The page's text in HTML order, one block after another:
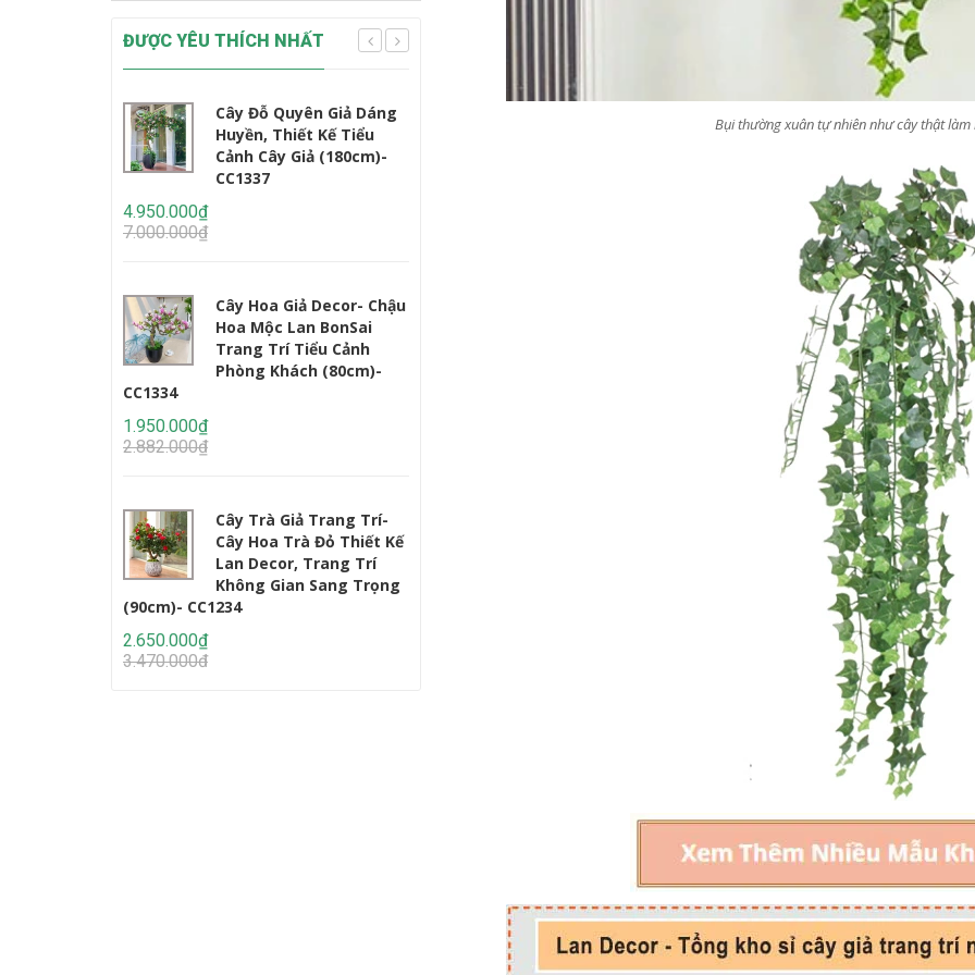
Bụi thường xuân tự nhiên như cây thật
ĐƯỢC YÊU THÍCH NHẤT
Cây Đỗ Quyên Giả Dáng
Huyền, Thiết Kế Tiểu
Cảnh Cây Giả (180cm)-
CC1337
4.950.000₫
7.000.000₫
Cây Hoa Giả Decor- Chậu
Hoa Mộc Lan BonSai
Trang Trí Tiểu Cảnh
Phòng Khách (80cm)-
CC1334
1.950.000₫
2.882.000₫
Cây Trà Giả Trang Trí-
Cây Hoa Trà Đỏ Thiết Kế
Lan Decor, Trang Trí
Không Gian Sang Trọng
(90cm)- CC1234
2.650.000₫
3.470.000₫
Đỗ Quyên Giả Thiết Kế
Tự Nhiên (2m)- CC1174
Cây Giả Decor- Cây Hoa
Rum Giả Trang Trí Cửa
Hiệu Nổi Bật (140cm)-
CC1148
Cây Giả Decor- Cây Lan Ý
Giả Trang Trí Tiểu Cảnh
Văn Phòng (165cm)-
CC1137